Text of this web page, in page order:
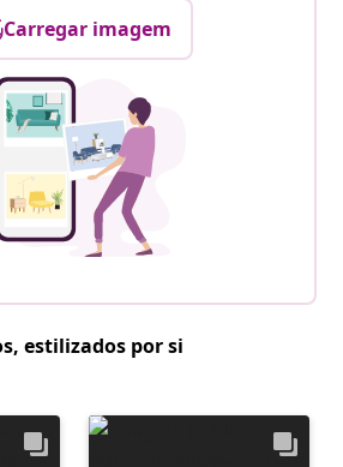
Carregar imagem
estilizados por si